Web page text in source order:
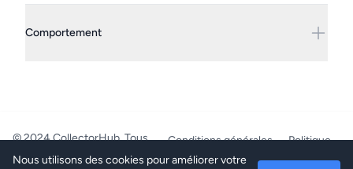
Nous utilisons des cookies pour améliorer votre
Comportement
© 2024 CollectorHub. Tous
droits réservés.
Conditions générales
Politique
de confidentialité